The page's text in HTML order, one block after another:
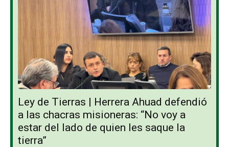
Ley de Tierras | Herrera Ahuad defendió
a las chacras misioneras: “No voy a
estar del lado de quien les saque la
tierra”